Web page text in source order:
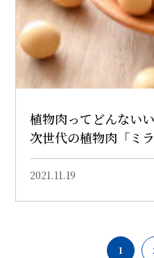
植物肉ってどんない
次世代の植物肉「ミラ
2021.11.19
1